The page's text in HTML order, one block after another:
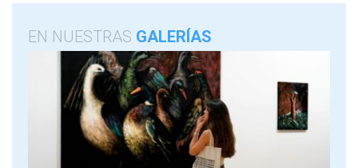
EN NUESTRAS GALERÍAS